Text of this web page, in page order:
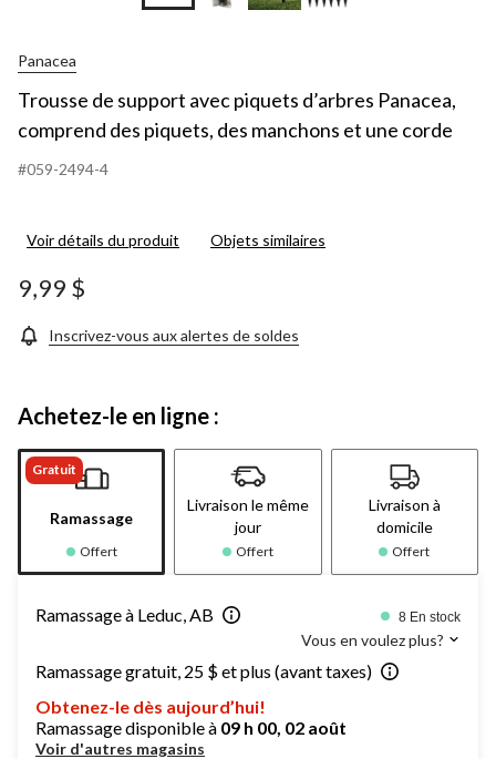
Panacea
Trousse de support avec piquets d’arbres Panacea,
comprend des piquets, des manchons et une corde
#059-2494-4
Voir détails du produit Objets similaires
9,99 $
Inscrivez-vous aux alertes de soldes
Achetez-le en ligne :
Gratuit
Ramassage
Offert
Livraison le même
jour
Offert
Livraison à
domicile
Offert
Ramassage à Leduc, AB 8 En stock
Vous en voulez plus?
Ramassage gratuit, 25 $ et plus (avant taxes)
Obtenez-le dès aujourd’hui!
Ramassage disponible à 09 h 00, 02 août
Voir d'autres magasins